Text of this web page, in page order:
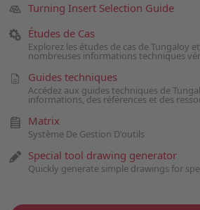
Turning Insert Selection Guide
Études de Cas
Explorez les études de cas de Tungaloy
nombreuses informations techniques
Guides techniques
Accédez aux guides techniques de
informations, des références et des
Matrix
Système De Gestion D'outils
Special tool drawing generator
Quickly generate simple drawings for